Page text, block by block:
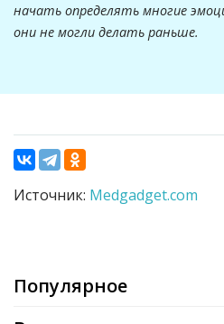
начать определять многие
они не могли делать раньше.
Источник: Medgadget.com
Популярное